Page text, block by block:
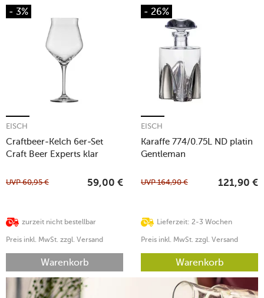
- 3%
Craftbeer-Kelch 6er-Set
Craft Beer Experts klar
EISCH
zurzeit nicht bestellbar
UVP60,95 € 59,00 €
Preis inkl. MwSt. zzgl. Versand
Warenkorb
- 26%
Karaffe 774/0.75L ND platin
Gentleman
EISCH
Lieferzeit: 2-3 Wochen
UVP164,90 € 121,90 €
Preis inkl. MwSt. zzgl. Versand
Warenkorb